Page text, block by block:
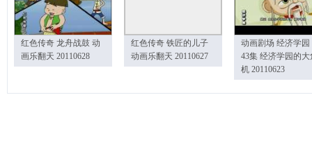
红色传奇 龙舟战鼓 动
画乐翻天 20110628
红色传奇 铁匠的儿子
动画乐翻天 20110627
动画剧场 经济学园
43集 经济学园的大
机 20110623